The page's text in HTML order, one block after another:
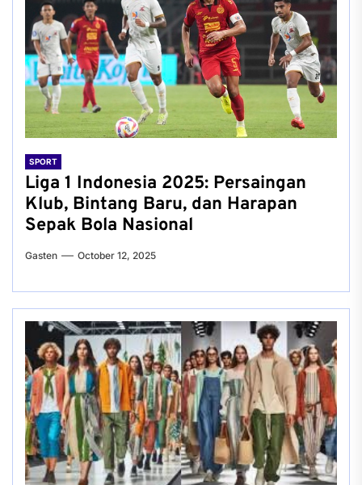
SPORT
Liga 1 Indonesia 2025: Persaingan
Klub, Bintang Baru, dan Harapan
Sepak Bola Nasional
Gasten October 12, 2025